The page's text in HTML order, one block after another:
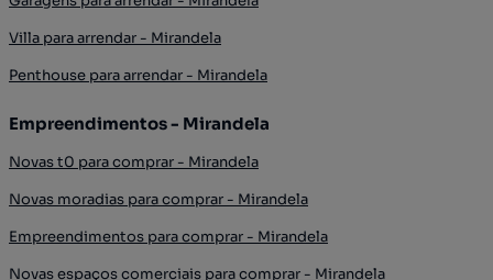
Villa para arrendar - Mirandela
Penthouse para arrendar - Mirandela
Empreendimentos - Mirandela
Novas t0 para comprar - Mirandela
Novas moradias para comprar - Mirandela
Empreendimentos para comprar - Mirandela
Novas espaços comerciais para comprar - Mirandela